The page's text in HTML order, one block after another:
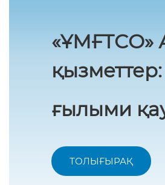
«ҰМҒТСО»
қызметтер:
ғылыми
ТОЛЫҒЫРАҚ